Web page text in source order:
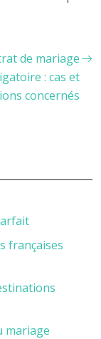
de mariage
: cas et
concernés
françaises
mariage